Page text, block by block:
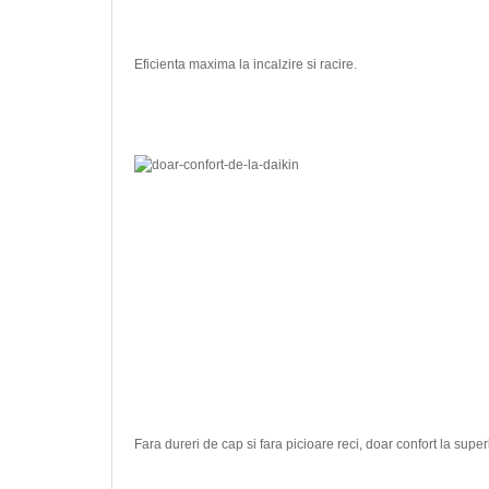
Eficienta maxima la incalzire si racire.
Fara dureri de cap si fara picioare reci, doar confort la